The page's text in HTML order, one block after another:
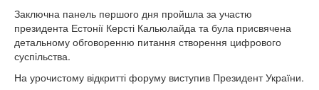
Заключна панель першого дня пройшла за участю
президента Естонії Керсті Кальюлайда та була присвячена
детальному обговоренню питання створення цифрового
суспільства.
На урочистому відкритті форуму виступив Президент України.